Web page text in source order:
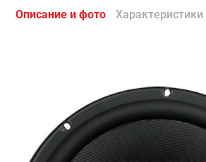
Описание и фото Характеристики